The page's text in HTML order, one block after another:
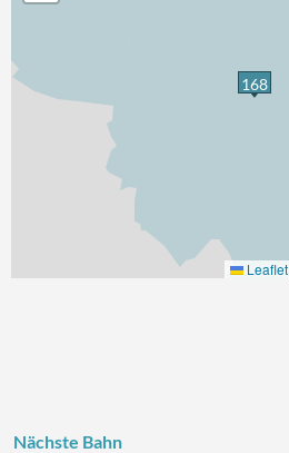
168
Leaflet
Nächste Bahn